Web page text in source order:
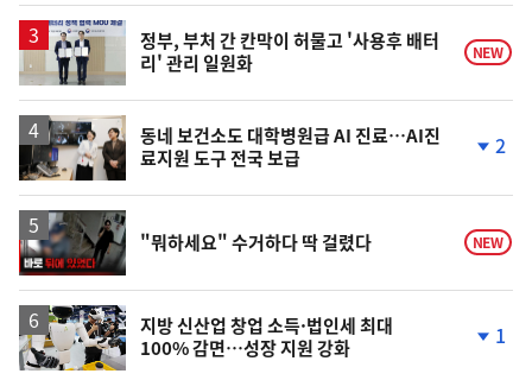
상
승
정부, 부처 간 칸막이 허물고 '사용후 배터
리' 관리 일원화
NEW
동네 보건소도 대학병원급 AI 진료…AI진
료지원 도구 전국 보급
하
락
2
영
상
"뭐하세요" 수거하다 딱 걸렸다 NEW
지방 신산업 창업 소득·법인세 최대
100% 감면…성장 지원 강화
1